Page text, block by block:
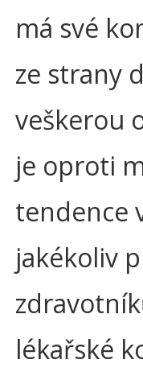
má své
ze strany
veškerou
je oproti
tendence
jakékoliv
lékařské